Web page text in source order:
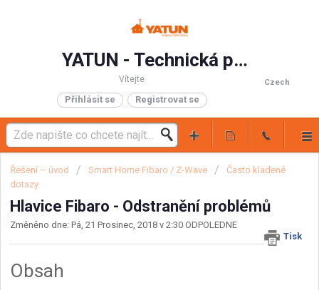
YATUN - Technická podpora
Czech
Vítejte
Přihlásit se Registrovat se
Řešení – úvod Smart Home Fibaro / Z-Wave
Často kladené
dotazy
Hlavice Fibaro - Odstranění problémů
Tisk
Změněno dne: Pá, 21 Prosinec, 2018 v 2:30 ODPOLEDNE
Obsah